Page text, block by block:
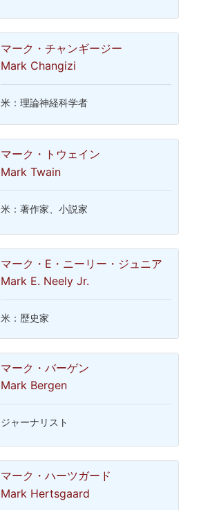
マーク・チャンギージー
Mark Changizi
米：理論神経科学者
マーク・トウェイン
Mark Twain
米：著作家、小説家
マーク・E・ニーリー・ジュニア
Mark E. Neely Jr.
米：歴史家
マーク・バーゲン
Mark Bergen
ジャーナリスト
マーク・ハーツガード
Mark Hertsgaard